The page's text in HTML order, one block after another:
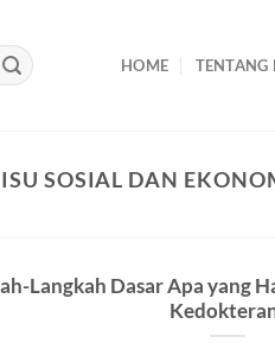
HOME TENTANG
ISU SOSIAL DAN
Langkah Dasar Apa yang